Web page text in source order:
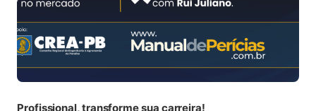
Profissional, transforme sua carreira!